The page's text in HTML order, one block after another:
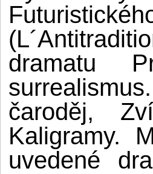
dramatu
čaroděj,
Kaligramy.
uvedené